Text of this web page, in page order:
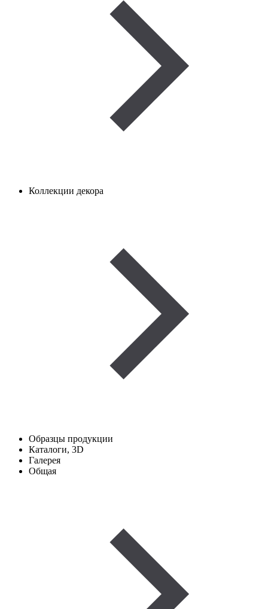
Коллекции декора
Образцы продукции
Каталоги, 3D
Галерея
Общая